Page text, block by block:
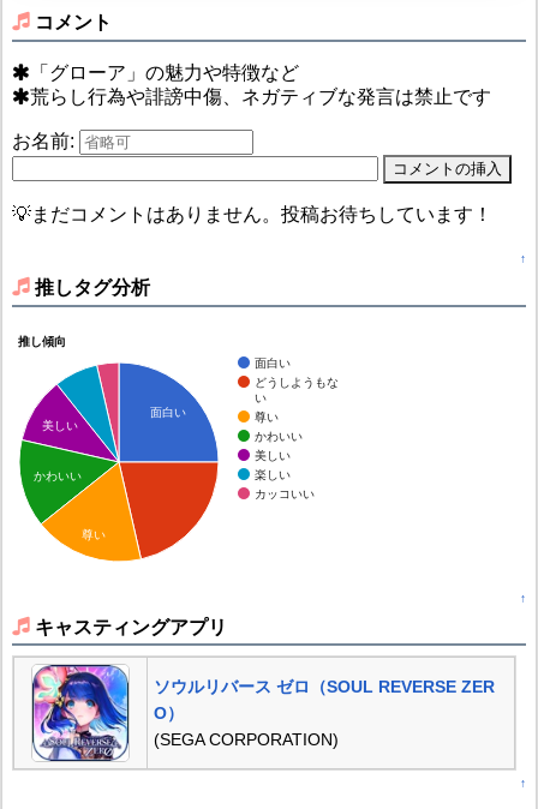
コメント
「グローア」の魅力や特徴など
荒らし行為や誹謗中傷、ネガティブな発言は禁止です
お名前:
💡まだコメントはありません。投稿お待ちしています！
↑
推しタグ分析
推し傾向
面白い
どうしようもな
い
尊い
かわいい
美しい
楽しい
カッコいい
面白い
美しい
かわいい
尊い
↑
キャスティングアプリ
ソウルリバース ゼロ（SOUL REVERSE ZER
O）
(SEGA CORPORATION)
↑